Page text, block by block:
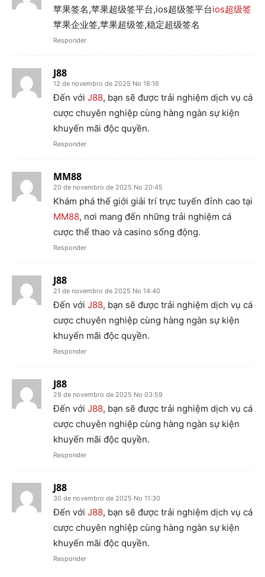
苹果签名,苹果超级签平台,ios超级签平台ios超级签
苹果企业签,苹果超级签,稳定超级签名
Responder
J88
12 de novembro de 2025 No 18:16
Đến với J88, bạn sẽ được trải nghiệm dịch vụ cá
cược chuyên nghiệp cùng hàng ngàn sự kiện
khuyến mãi độc quyền.
Responder
MM88
20 de novembro de 2025 No 20:45
Khám phá thế giới giải trí trực tuyến đỉnh cao tại
MM88, nơi mang đến những trải nghiệm cá
cược thể thao và casino sống động.
Responder
J88
21 de novembro de 2025 No 14:40
Đến với J88, bạn sẽ được trải nghiệm dịch vụ cá
cược chuyên nghiệp cùng hàng ngàn sự kiện
khuyến mãi độc quyền.
Responder
J88
29 de novembro de 2025 No 03:59
Đến với J88, bạn sẽ được trải nghiệm dịch vụ cá
cược chuyên nghiệp cùng hàng ngàn sự kiện
khuyến mãi độc quyền.
Responder
J88
30 de novembro de 2025 No 11:30
Đến với J88, bạn sẽ được trải nghiệm dịch vụ cá
cược chuyên nghiệp cùng hàng ngàn sự kiện
khuyến mãi độc quyền.
Responder